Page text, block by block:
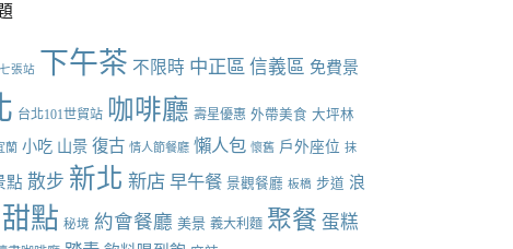
七張站 下午茶 不限時 中正區 信義區 免費景
台北101世貿站 咖啡廳 壽星優惠 外帶美食 大坪林
蘭 小吃 山景 復古 情人節餐廳 懶人包 懷舊 戶外座位 抹
點 散步 新北 新店 早午餐 景觀餐廳 板橋 步道 浪
甜點 秘境 約會餐廳 美景 義大利麵 聚餐 蛋糕